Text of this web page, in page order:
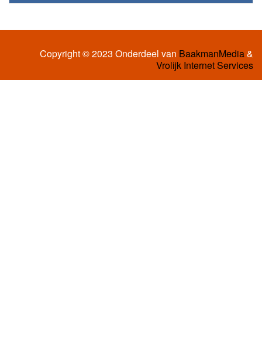
Copyright © 2023 Onderdeel van BaakmanMedia&
Vrolijk Internet Services